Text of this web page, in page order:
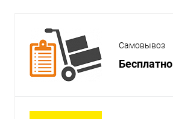
Самовывоз
Бесплатно